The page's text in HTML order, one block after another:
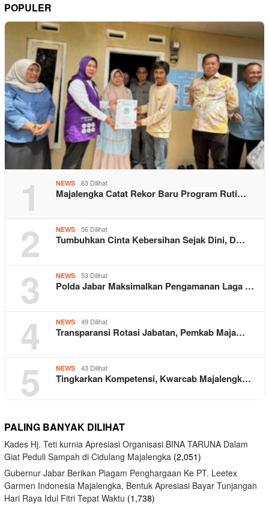
POPULER
1 NEWS 63 Dilihat
Majalengka Catat Rekor Baru Program Ruti…
2 NEWS 56 Dilihat
Tumbuhkan Cinta Kebersihan Sejak Dini, D…
3 NEWS 53 Dilihat
Polda Jabar Maksimalkan Pengamanan Laga …
4 NEWS 49 Dilihat
Transparansi Rotasi Jabatan, Pemkab Maja…
5 NEWS 43 Dilihat
Tingkarkan Kompetensi, Kwarcab Majalengk…
PALING BANYAK DILIHAT
Kades Hj. Teti kurnia Apresiasi Organisasi BINA TARUNA Dalam
Giat Peduli Sampah di Cidulang Majalengka (2,051)
Gubernur Jabar Berikan Piagam Penghargaan Ke PT. Leetex
Garmen Indonesia Majalengka, Bentuk Apresiasi Bayar Tunjangan
Hari Raya Idul Fitri Tepat Waktu (1,738)